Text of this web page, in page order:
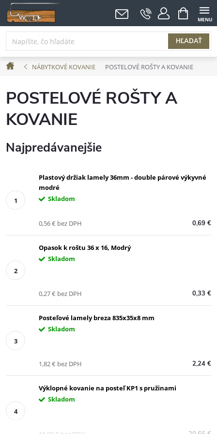
Prejsť
na
obsah
HĽADAŤ
NÁKUPNÝ
KOŠÍK
DomovNÁBYTKOVÉ KOVANIE POSTELOVÉ ROŠTY A KOVANIE
POSTELOVÉ ROŠTY A
KOVANIE
Najpredávanejšie
Plastový držiak lamely 36mm - double párové výkyvné
modré
Skladom
0,69 €
0,56 € bez DPH
Opasok k roštu 36 x 16, Modrý
Skladom
0,33 €
0,27 € bez DPH
Posteľové lamely breza 835x35x8 mm
Skladom
2,24 €
1,82 € bez DPH
Výklopné kovanie na posteľ KP1 s pružinami
Skladom